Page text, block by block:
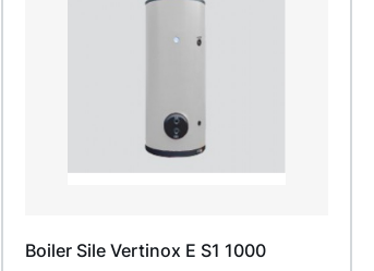
Boiler Sile Vertinox E S1 1000